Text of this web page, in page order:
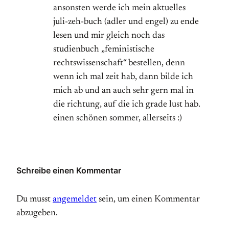
ansonsten werde ich mein aktuelles
juli-zeh-buch (adler und engel) zu ende
lesen und mir gleich noch das
studienbuch „feministische
rechtswissenschaft“ bestellen, denn
wenn ich mal zeit hab, dann bilde ich
mich ab und an auch sehr gern mal in
die richtung, auf die ich grade lust hab.
einen schönen sommer, allerseits :)
Schreibe einen Kommentar
Du musst angemeldet sein, um einen Kommentar
abzugeben.